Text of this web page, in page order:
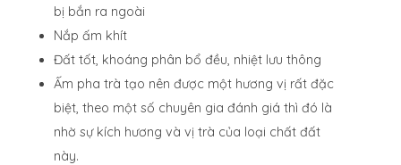
bị bắn ra ngoài
Nắp ấm khít
Đất tốt, khoáng phân bổ đều, nhiệt lưu thông
Ấm pha trà tạo nên được một hương vị rất đặc
biệt, theo một số chuyên gia đánh giá thì đó là
nhờ sự kích hương và vị trà của loại chất đất
này.